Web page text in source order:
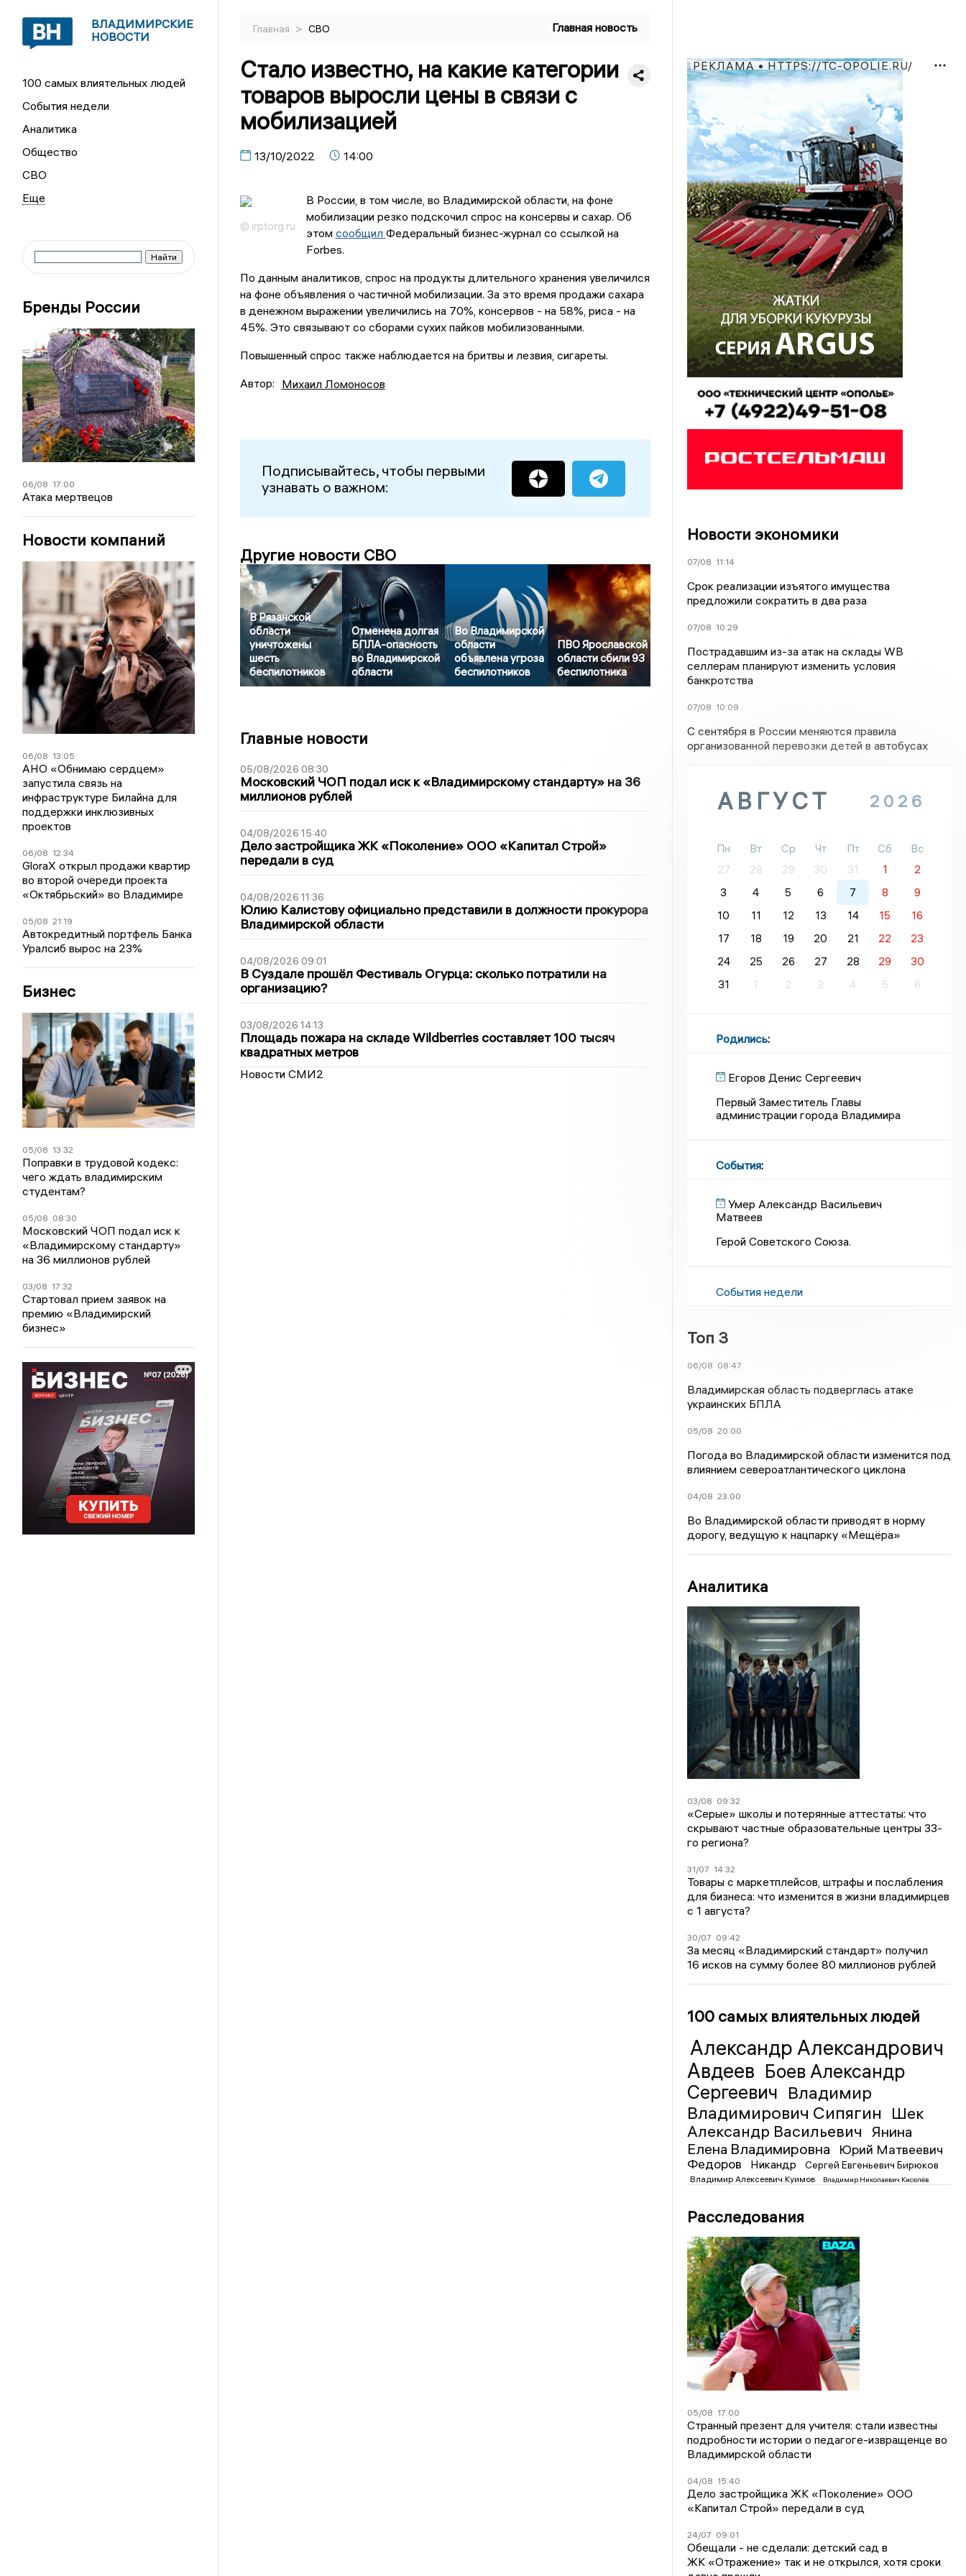
ВЛАДИМИРСКИЕ
НОВОСТИ
100 самых влиятельных людей
События недели
Аналитика
Общество
СВО
Бренды России
06/08 17:00
Атака мертвецов
Новости компаний
06/08 13:05
АНО «Обнимаю сердцем»
запустила связь на
инфраструктуре Билайна для
поддержки инклюзивных
проектов
06/08 12:34
GloraX открыл продажи квартир
во второй очереди проекта
«Октябрьский» во Владимире
05/08 21:19
Автокредитный портфель Банка
Уралсиб вырос на 23%
Бизнес
05/08 13:32
Поправки в трудовой кодекс:
чего ждать владимирским
студентам?
05/08 08:30
Московский ЧОП подал иск к
«Владимирскому стандарту»
на 36 миллионов рублей
03/08 17:32
Стартовал прием заявок на
премию «Владимирский
бизнес»
Главная > СВО Главная новость
Стало известно, на какие категории
товаров выросли цены в связи с
мобилизацией
13/10/2022 14:00
© irptorg.ru
В России, в том числе, во Владимирской области, на фоне
мобилизации резко подскочил спрос на консервы и сахар. Об
этом сообщил Федеральный бизнес-журнал со ссылкой на
Forbes.
По данным аналитиков, спрос на продукты длительного хранения увеличился
на фоне объявления о частичной мобилизации. За это время продажи сахара
в денежном выражении увеличились на 70%, консервов - на 58%, риса - на
45%. Это связывают со сборами сухих пайков мобилизованными.
Повышенный спрос также наблюдается на бритвы и лезвия, сигареты.
Автор: Михаил Ломоносов
Подписывайтесь, чтобы первыми
узнавать о важном:
Другие новости СВО
В Рязанской
области
уничтожены
шесть
беспилотников
Отменена долгая
БПЛА-опасность
во Владимирской
области
Во Владимирской
области
объявлена угроза
беспилотников
ПВО Ярославской
области сбили 93
беспилотника
Главные новости
05/08/2026 08:30
Московский ЧОП подал иск к «Владимирскому стандарту» на 36
миллионов рублей
04/08/2026 15:40
Дело застройщика ЖК «Поколение» ООО «Капитал Строй»
передали в суд
04/08/2026 11:36
Юлию Калистову официально представили в должности прокурора
Владимирской области
04/08/2026 09:01
В Суздале прошёл Фестиваль Огурца: сколько потратили на
организацию?
03/08/2026 14:13
Площадь пожара на складе Wildberries составляет 100 тысяч
квадратных метров
Новости СМИ2
РЕКЛАМА • HTTPS://TC-OPOLIE.RU/
Новости экономики
07/08 11:14
Срок реализации изъятого имущества
предложили сократить в два раза
07/08 10:29
Пострадавшим из-за атак на склады WВ
селлерам планируют изменить условия
банкротства
07/08 10:09
С сентября в России меняются правила
организованной перевозки детей в автобусах
АВГУСТ 2026
Пн Вт Ср Чт Пт Сб
Вс
27
28 29 30 31 1
2
3
4 5 6 7 8
9
10
11 12 13 14 15
16
17
18 19 20 21 22
23
24
25 26 27 28 29
30
31
1 2 3 4 5 6
Родились:
Егоров Денис Сергеевич
Первый Заместитель Главы
администрации города Владимира
События:
Умер Александр Васильевич
Матвеев
Герой Советского Союза.
События недели
Топ 3
06/08 08:47
Владимирская область подверглась атаке
украинских БПЛА
05/08 20:00
Погода во Владимирской области изменится под
влиянием североатлантического циклона
04/08 23:00
Во Владимирской области приводят в норму
дорогу, ведущую к нацпарку «Мещёра»
Аналитика
03/08 09:32
«Серые» школы и потерянные аттестаты: что
скрывают частные образовательные центры 33-
го региона?
31/07 14:32
Товары с маркетплейсов, штрафы и послабления
для бизнеса: что изменится в жизни владимирцев
с 1 августа?
30/07 09:42
За месяц «Владимирский стандарт» получил
16 исков на сумму более 80 миллионов рублей
100 самых влиятельных людей
Александр Александрович
Авдеев Боев Александр
Сергеевич Владимир
Владимирович Сипягин Шек
Александр Васильевич
Янина
Елена Владимировна
Юрий Матвеевич
Федоров
Никандр Сергей Евгеньевич Бирюков
Владимир Алексеевич Куимов Владимир Николаевич Киселёв
Расследования
05/08 17:00
Странный презент для учителя: стали известны
подробности истории о педагоге-извращенце во
Владимирской области
04/08 15:40
Дело застройщика ЖК «Поколение» ООО
«Капитал Строй» передали в суд
24/07 09:01
Обещали - не сделали: детский сад в
ЖК «Отражение» так и не открылся, хотя сроки